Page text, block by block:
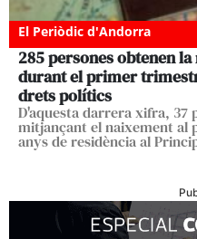
El Periòdic d'Andorra
285 persones obtenen
durant el primer
drets polítics
D'aquesta darrera xifra, 37
mitjançant el naixement al
anys de residència al